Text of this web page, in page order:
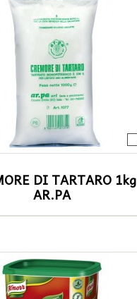
DI TARTARO 1kg
AR.PA